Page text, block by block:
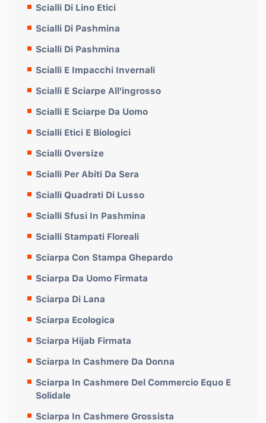
Scialli Di Lino Etici
Scialli Di Pashmina
Scialli Di Pashmina
Scialli E Impacchi Invernali
Scialli E Sciarpe All'ingrosso
Scialli E Sciarpe Da Uomo
Scialli Etici E Biologici
Scialli Oversize
Scialli Per Abiti Da Sera
Scialli Quadrati Di Lusso
Scialli Sfusi In Pashmina
Scialli Stampati Floreali
Sciarpa Con Stampa Ghepardo
Sciarpa Da Uomo Firmata
Sciarpa Di Lana
Sciarpa Ecologica
Sciarpa Hijab Firmata
Sciarpa In Cashmere Da Donna
Sciarpa In Cashmere Del Commercio Equo E
Solidale
Sciarpa In Cashmere Grossista